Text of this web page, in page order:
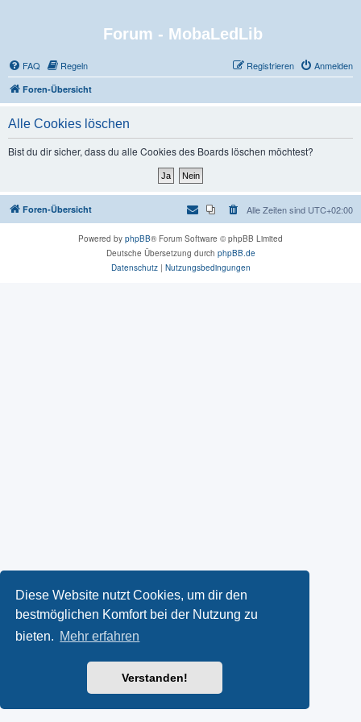
Diese Website nutzt Cookies, um dir den
bestmöglichen Komfort bei der Nutzung zu
bieten. Mehr erfahren
Verstanden!
Forum - MobaLedLib
FAQ Regeln Anmelden
Registrieren
Foren-Übersicht
Alle Cookies löschen
Bist du dir sicher, dass du alle Cookies des Boards löschen möchtest?
Foren-Übersicht Alle Zeiten sind UTC+02:00
Powered by phpBB® Forum Software © phpBB Limited
Deutsche Übersetzung durch phpBB.de
Datenschutz| Nutzungsbedingungen